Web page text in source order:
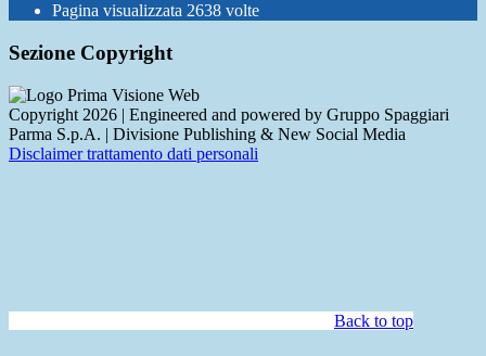
Pagina visualizzata 2638 volte
Sezione Copyright
Copyright 2026 | Engineered and powered by Gruppo Spaggiari
Parma S.p.A. | Divisione Publishing & New Social Media
Disclaimer trattamento dati personali
Back to top